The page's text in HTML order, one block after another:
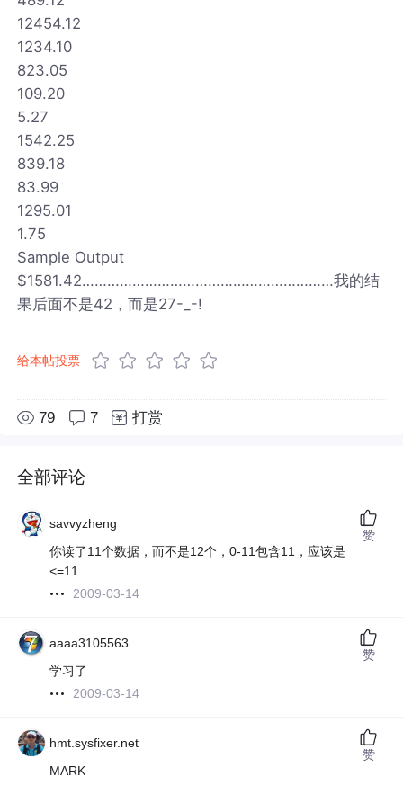
12454.12
1234.10
823.05
109.20
5.27
1542.25
839.18
83.99
1295.01
1.75
Sample Output
$1581.42……………………………………………………我的结
果后面不是42，而是27-_-!
给本帖投票
79 7 打赏
全部评论
savvyzheng
你读了11个数据，而不是12个，0-11包含11，应该是
<=11
2009-03-14
赞
aaaa3105563
学习了
2009-03-14
赞
hmt.sysfixer.net
MARK
赞